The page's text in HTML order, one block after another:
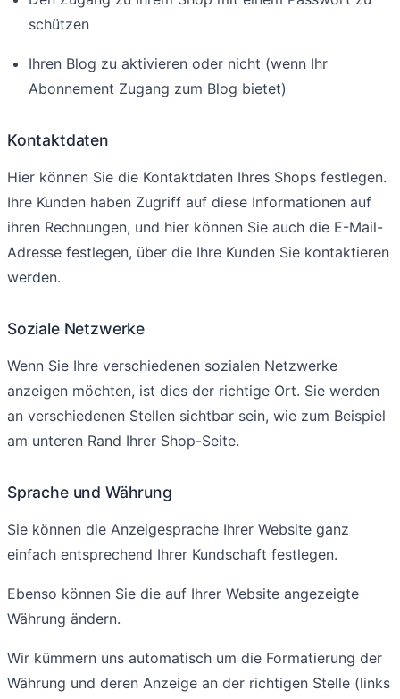
schützen
Ihren Blog zu aktivieren oder nicht (wenn Ihr
Abonnement Zugang zum Blog bietet)
Kontaktdaten
Hier können Sie die Kontaktdaten Ihres Shops festlegen.
Ihre Kunden haben Zugriff auf diese Informationen auf
ihren Rechnungen, und hier können Sie auch die E-Mail-
Adresse festlegen, über die Ihre Kunden Sie kontaktieren
werden.
Soziale Netzwerke
Wenn Sie Ihre verschiedenen sozialen Netzwerke
anzeigen möchten, ist dies der richtige Ort. Sie werden
an verschiedenen Stellen sichtbar sein, wie zum Beispiel
am unteren Rand Ihrer Shop-Seite.
Sprache und Währung
Sie können die Anzeigesprache Ihrer Website ganz
einfach entsprechend Ihrer Kundschaft festlegen.
Ebenso können Sie die auf Ihrer Website angezeigte
Währung ändern.
Wir kümmern uns automatisch um die Formatierung der
Währung und deren Anzeige an der richtigen Stelle (links